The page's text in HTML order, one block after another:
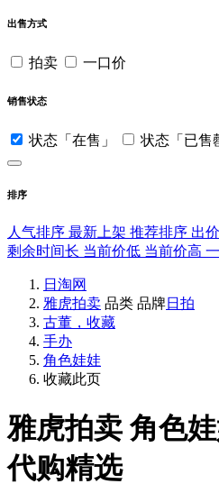
出售方式
拍卖 一口价
销售状态
状态「在售」 状态「已售
排序
人气排序 最新上架 推荐排序 出
剩余时间长 当前价低 当前价高
日淘网
雅虎拍卖 品类 品牌日拍
古董，收藏
手办
角色娃娃
收藏此页
雅虎拍卖 角色
代购精选